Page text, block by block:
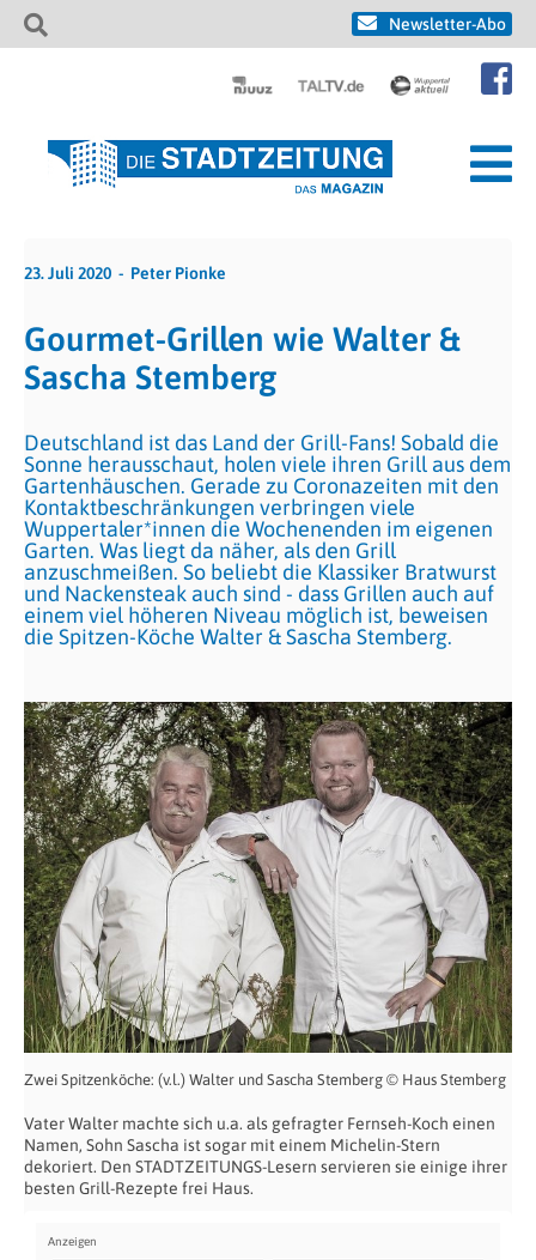
Newsletter-Abo
23. Juli 2020 Peter Pionke
Gourmet-Grillen wie Walter &
Sascha Stemberg
Deutschland ist das Land der Grill-Fans! Sobald die
Sonne herausschaut, holen viele ihren Grill aus dem
Gartenhäuschen. Gerade zu Coronazeiten mit den
Kontaktbeschränkungen verbringen viele
Wuppertaler*innen die Wochenenden im eigenen
Garten. Was liegt da näher, als den Grill
anzuschmeißen. So beliebt die Klassiker Bratwurst
und Nackensteak auch sind - dass Grillen auch auf
einem viel höheren Niveau möglich ist, beweisen
die Spitzen-Köche Walter & Sascha Stemberg.
Zwei Spitzenköche: (v.l.) Walter und Sascha Stemberg © Haus Stemberg
Vater Walter machte sich u.a. als gefragter Fernseh-Koch einen
Namen, Sohn Sascha ist sogar mit einem Michelin-Stern
dekoriert. Den STADTZEITUNGS-Lesern servieren sie einige ihrer
besten Grill-Rezepte frei Haus.